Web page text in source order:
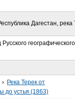
Дагестан, река
географического
› Река Терек от
до устья (1863)